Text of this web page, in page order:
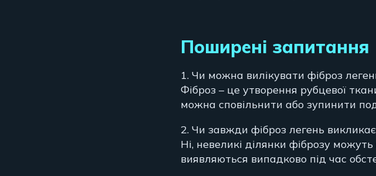
Поширені запитання
1. Чи можна вилікувати фіброз
Фіброз – це утворення рубцевої
можна сповільнити або зупинити
2. Чи завжди фіброз легень
Ні, невеликі ділянки фіброзу
виявляються випадково під час